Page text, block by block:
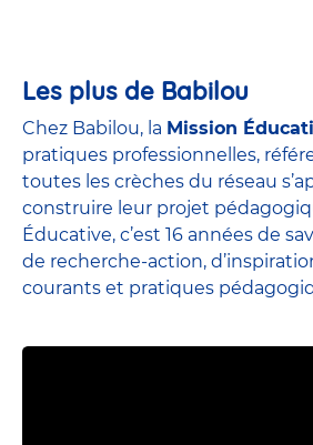
Les plus de Babilou
Chez Babilou, la Mission
pratiques professionnelles,
toutes les crèches du réseau
construire leur projet
Éducative, c’est 16 années de
de recherche-action,
courants et pratiques